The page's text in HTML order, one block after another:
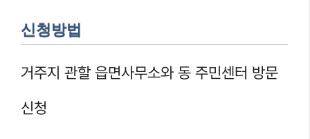
신청방법
거주지 관할 읍면사무소와 동 주민센터 방문
신청